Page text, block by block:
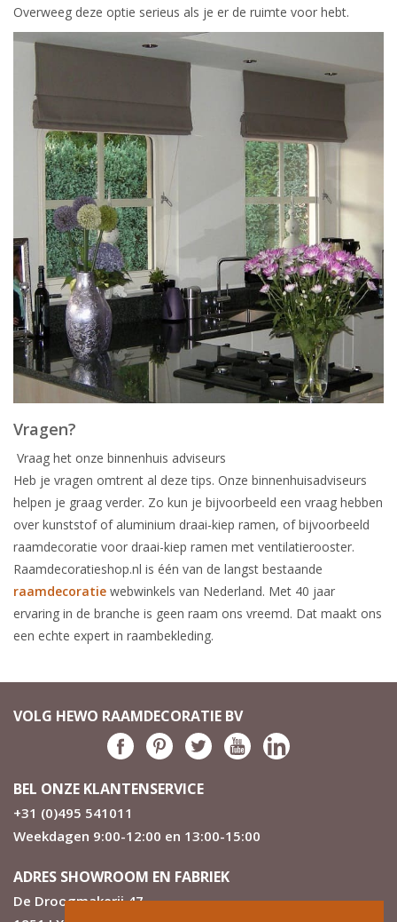
Overweeg deze optie serieus als je er de ruimte voor hebt.
Vragen?
Vraag het onze binnenhuis adviseurs
Heb je vragen omtrent al deze tips. Onze binnenhuisadviseurs
helpen je graag verder. Zo kun je bijvoorbeeld een vraag hebben
over kunststof of aluminium draai-kiep ramen, of bijvoorbeeld
raamdecoratie voor draai-kiep ramen met ventilatierooster.
Raamdecoratieshop.nl is één van de langst bestaande
raamdecoratie webwinkels van Nederland. Met 40 jaar
ervaring in de branche is geen raam ons vreemd. Dat maakt ons
een echte expert in raambekleding.
VOLG HEWO RAAMDECORATIE BV
BEL ONZE KLANTENSERVICE
+31 (0)495 541011
Weekdagen 9:00-12:00 en 13:00-15:00
ADRES SHOWROOM EN FABRIEK
De Droogmakerij 47